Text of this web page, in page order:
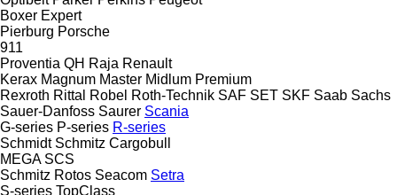
Boxer Expert
Pierburg Porsche
911
Proventia QH Raja Renault
Kerax Magnum Master Midlum Premium
Rexroth Rittal Robel Roth-Technik SAF SET SKF Saab Sachs
Sauer-Danfoss Saurer Scania
G-series P-series R-series
Schmidt Schmitz Cargobull
MEGA SCS
Schmitz Rotos Seacom Setra
S-series TopClass